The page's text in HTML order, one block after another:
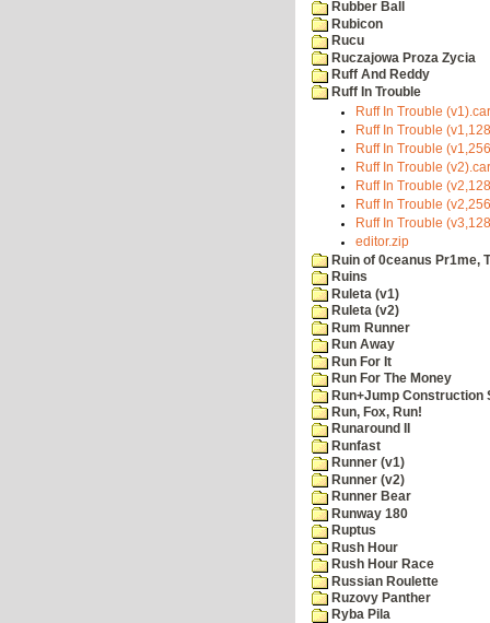
Rubber Ball
Rubicon
Rucu
Ruczajowa Proza Zycia
Ruff And Reddy
Ruff In Trouble
Ruff In Trouble (v1).car
Ruff In Trouble
Ruff In Trouble
Ruff In Trouble (v2).car
Ruff In Trouble
Ruff In Trouble
Ruff In Trouble
editor.zip
Ruin of 0ceanus Pr1me,
Ruins
Ruleta (v1)
Ruleta (v2)
Rum Runner
Run Away
Run For It
Run For The Money
Run+Jump Construction
Run, Fox, Run!
Runaround II
Runfast
Runner (v1)
Runner (v2)
Runner Bear
Runway 180
Ruptus
Rush Hour
Rush Hour Race
Russian Roulette
Ruzovy Panther
Ryba Pila